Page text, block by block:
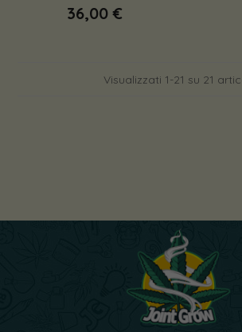
36,00 €
Visualizzati 1-21 su 21